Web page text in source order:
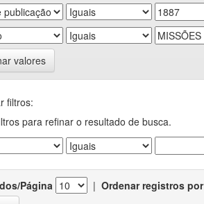
valores
filtros:
para refinar o resultado de busca.
Página | Ordenar registros por